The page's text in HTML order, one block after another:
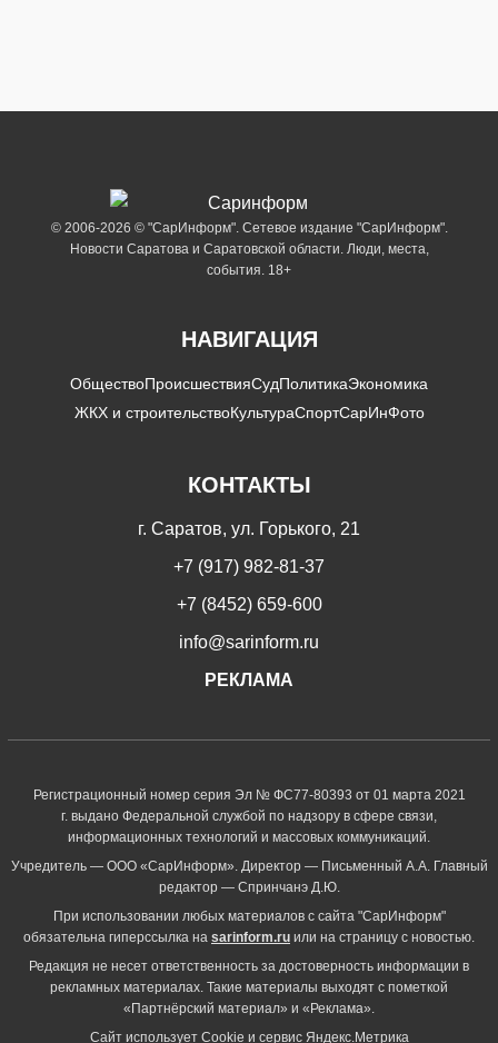
© 2006-2026 © "СарИнформ". Сетевое издание "СарИнформ".
Новости Саратова и Саратовской области. Люди, места,
события. 18+
НАВИГАЦИЯ
ОбществоПроисшествияСудПолитикаЭкономика
ЖКХ и строительствоКультураСпортСарИнФото
КОНТАКТЫ
г. Саратов, ул. Горького, 21
+7 (917) 982-81-37
+7 (8452) 659-600
info@sarinform.ru
РЕКЛАМА
Регистрационный номер серия Эл № ФС77-80393 от 01 марта 2021
г. выдано Федеральной службой по надзору в сфере связи,
информационных технологий и массовых коммуникаций.
Учредитель — ООО «СарИнформ». Директор — Письменный А.А. Главный
редактор — Спринчанэ Д.Ю.
При использовании любых материалов с сайта "СарИнформ"
обязательна гиперссылка на sarinform.ru или на страницу с новостью.
Редакция не несет ответственность за достоверность информации в
рекламных материалах. Такие материалы выходят с пометкой
«Партнёрский материал» и «Реклама».
Сайт использует Cookie и сервиc Яндекс.Метрика